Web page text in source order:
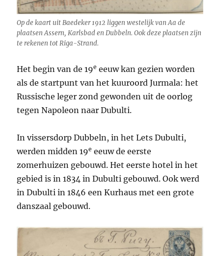
Op de kaart uit Baedeker 1912 liggen westelijk van Aa de
plaatsen Assern, Karlsbad en Dubbeln. Ook deze plaatsen zijn
te rekenen tot Riga-Strand.
Het begin van de 19e eeuw kan gezien worden
als de startpunt van het kuuroord Jurmala: het
Russische leger zond gewonden uit de oorlog
tegen Napoleon naar Dubulti.
In vissersdorp Dubbeln, in het Lets Dubulti,
werden midden 19e eeuw de eerste
zomerhuizen gebouwd. Het eerste hotel in het
gebied is in 1834 in Dubulti gebouwd. Ook werd
in Dubulti in 1846 een Kurhaus met een grote
danszaal gebouwd.